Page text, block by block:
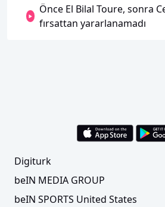
Önce El Bilal Toure, sonra
fırsattan yararlanamadı
Digiturk
beIN MEDIA GROUP
beIN SPORTS United States